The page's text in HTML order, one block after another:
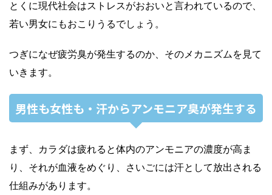
とくに現代社会はストレスがおおいと言われているので、
若い男女にもおこりうるでしょう。
つぎになぜ疲労臭が発生するのか、そのメカニズムを見て
いきます。
男性も女性も・汗からアンモニア臭が発生する
まず、カラダは疲れると体内のアンモニアの濃度が高ま
り、それが血液をめぐり、さいごには汗として放出される
仕組みがあります。